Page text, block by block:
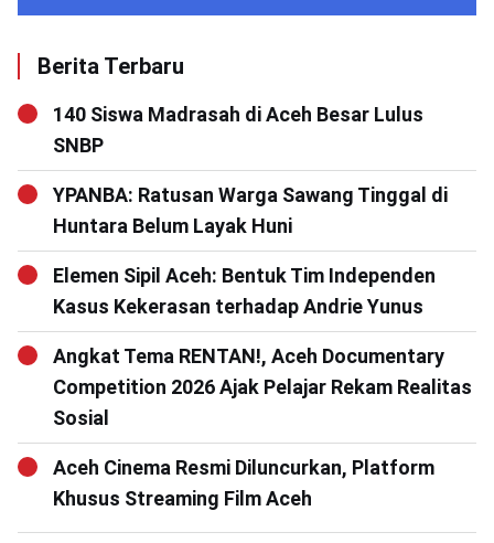
Berita Terbaru
140 Siswa Madrasah di Aceh Besar Lulus
SNBP
YPANBA: Ratusan Warga Sawang Tinggal di
Huntara Belum Layak Huni
Elemen Sipil Aceh: Bentuk Tim Independen
Kasus Kekerasan terhadap Andrie Yunus
Angkat Tema RENTAN!, Aceh Documentary
Competition 2026 Ajak Pelajar Rekam Realitas
Sosial
Aceh Cinema Resmi Diluncurkan, Platform
Khusus Streaming Film Aceh